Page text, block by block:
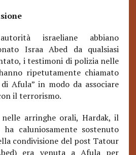
israeliane abbiano
Israa Abed da qualsiasi
i testimoni di polizia nelle
ripetutamente chiamato
Afula” in modo da associare
il terrorismo.
arringhe orali, Hardak, il
caluniosamente sostenuto
condivisione del post Tatour
era venuta a Afula per